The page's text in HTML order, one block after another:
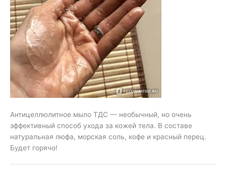
Антицеллюлитное мыло ТДС — необычный, но очень
эффективный способ ухода за кожей тела. В составе
натуральная люфа, морская соль, кофе и красный перец.
Будет горячо!